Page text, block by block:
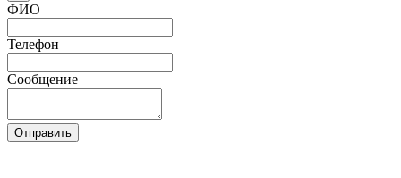
ФИО
Телефон
Сообщение
Отправить